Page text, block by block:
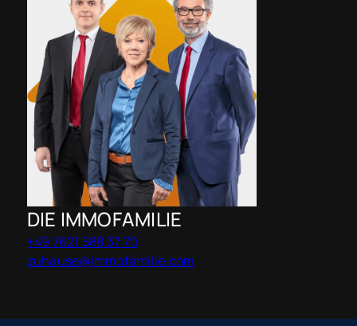
DIE IMMOFAMILIE
+49 7621 588 37 70
zuhause@immofamilie.com